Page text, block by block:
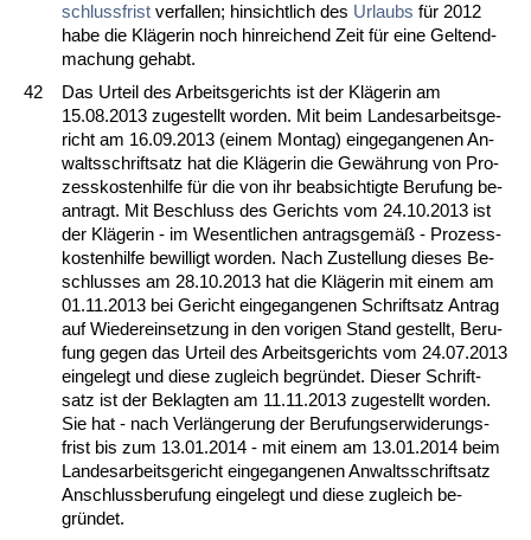
schluss­frist ver­fal­len; hin­sicht­lich des Ur­laubs für 2012
ha­be die Kläge­rin noch hin­rei­chend Zeit für ei­ne Gel­tend­
ma­chung ge­habt.
42
Das Ur­teil des Ar­beits­ge­richts ist der Kläge­rin am
15.08.2013 zu­ge­stellt wor­den. Mit beim Lan­des­ar­beits­ge­
richt am 16.09.2013 (ei­nem Mon­tag) ein­ge­gan­ge­nen An­
walts­schrift­satz hat die Kläge­rin die Gewährung von Pro­
zess­kos­ten­hil­fe für die von ihr be­ab­sich­tig­te Be­ru­fung be­
an­tragt. Mit Be­schluss des Ge­richts vom 24.10.2013 ist
der Kläge­rin - im We­sent­li­chen an­trags­gemäß - Pro­zess­
kos­ten­hil­fe be­wil­ligt wor­den. Nach Zu­stel­lung die­ses Be­
schlus­ses am 28.10.2013 hat die Kläge­rin mit ei­nem am
01.11.2013 bei Ge­richt ein­ge­gan­ge­nen Schrift­satz An­trag
auf Wie­der­ein­set­zung in den vo­ri­gen Stand ge­stellt, Be­ru­
fung ge­gen das Ur­teil des Ar­beits­ge­richts vom 24.07.2013
ein­ge­legt und die­se zu­gleich be­gründet. Die­ser Schrift­
satz ist der Be­klag­ten am 11.11.2013 zu­ge­stellt wor­den.
Sie hat - nach Verlänge­rung der Be­ru­fungs­er­wi­de­rungs­
frist bis zum 13.01.2014 - mit ei­nem am 13.01.2014 beim
Lan­des­ar­beits­ge­richt ein­ge­gan­ge­nen An­walts­schrift­satz
An­schluss­be­ru­fung ein­ge­legt und die­se zu­gleich be­
gründet.